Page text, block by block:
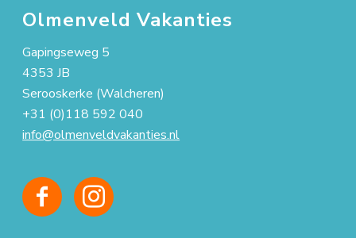
Olmenveld Vakanties
Gapingseweg 5
4353 JB
Serooskerke (Walcheren)
+31 (0)118 592 040
info@olmenveldvakanties.nl